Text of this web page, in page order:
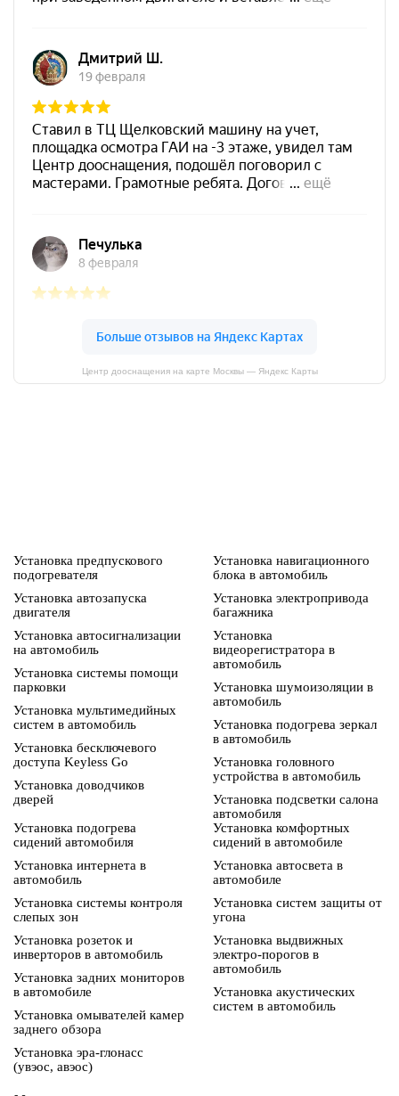
Центр дооснащения на карте Москвы — Яндекс Карты
Установка предпускового
подогревателя
Установка автозапуска
двигателя
Установка автосигнализации
на автомобиль
Установка системы помощи
парковки
Установка мультимедийных
систем в автомобиль
Установка бесключевого
доступа Keyless Go
Установка доводчиков
дверей
Установка навигационного
блока в автомобиль
Установка электропривода
багажника
Установка
видеорегистратора в
автомобиль
Установка шумоизоляции в
автомобиль
Установка подогрева зеркал
в автомобиль
Установка головного
устройства в автомобиль
Установка подсветки салона
автомобиля
Установка подогрева
сидений автомобиля
Установка интернета в
автомобиль
Установка системы контроля
слепых зон
Установка розеток и
инверторов в автомобиль
Установка задних мониторов
в автомобиле
Установка омывателей камер
заднего обзора
Установка эра-глонасс
(увэос, авэос)
Установка комфортных
сидений в автомобиле
Установка автосвета в
автомобиле
Установка систем защиты от
угона
Установка выдвижных
электро-порогов в
автомобиль
Установка акустических
систем в автомобиль